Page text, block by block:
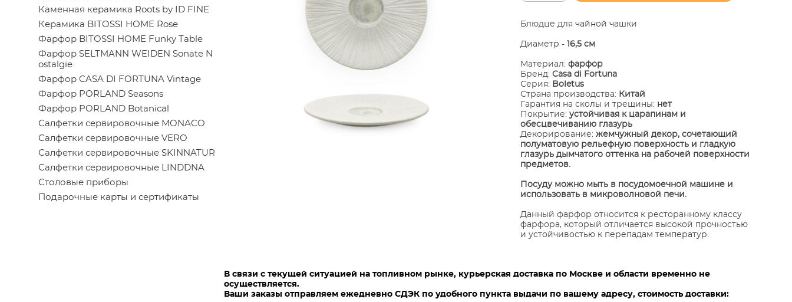
Каменная керамика Roots by ID FINE
Керамика BITOSSI HOME Rose
Фарфор BITOSSI HOME Funky Table
Фарфор SELTMANN WEIDEN Sonate N
ostalgie
Фарфор CASA DI FORTUNA Vintage
Фарфор PORLAND Seasons
Фарфор PORLAND Botanical
Салфетки сервировочные MONACO
Салфетки сервировочные VERO
Салфетки сервировочные SKINNATUR
Салфетки сервировочные LINDDNA
Столовые приборы
Подарочные карты и сертификаты
Блюдце для чайной чашки
Диаметр - 16,5 см
Материал:фарфор
Бренд:Casa di Fortuna
Серия: Boletus
Страна производства: Китай
Гарантия на сколы и трещины: нет
Покрытие:устойчивая к царапинам и
обесцвечиванию глазурь
Декорирование:жемчужный декор, сочетающий
полуматовую рельефную поверхность и гладкую
глазурь дымчатого оттенка на рабочей поверхности
предметов.
​Посуду можно мыть в посудомоечной машине и
использовать в микроволновой печи.
Данный фарфор относится к ресторанному классу
фарфора, который отличается высокой прочностью
и устойчивостью к перепадам температур.
В связи с текущей ситуацией на топливном рынке, курьерская доставка по Москве и области временно не
осуществляется.
Ваши заказы отправляем ежедневно СДЭК по удобного пункта выдачи по вашему адресу, стоимость доставки: